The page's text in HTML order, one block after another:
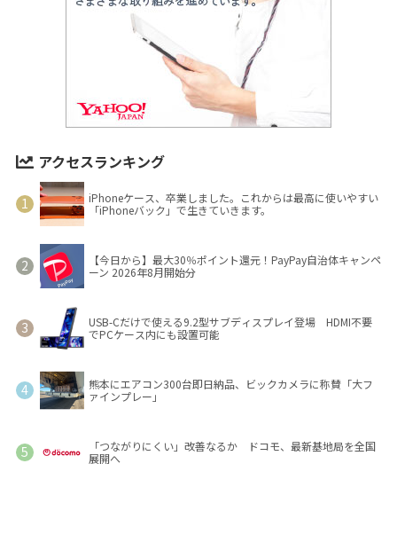
アクセスランキング
iPhoneケース、卒業しました。これからは最高に使いやすい
「iPhoneバック」で生きていきます。
【今日から】最大30％ポイント還元！PayPay自治体キャンペ
ーン 2026年8月開始分
USB-Cだけで使える9.2型サブディスプレイ登場 HDMI不要
でPCケース内にも設置可能
熊本にエアコン300台即日納品、ビックカメラに称賛「大フ
ァインプレー」
「つながりにくい」改善なるか ドコモ、最新基地局を全国
展開へ